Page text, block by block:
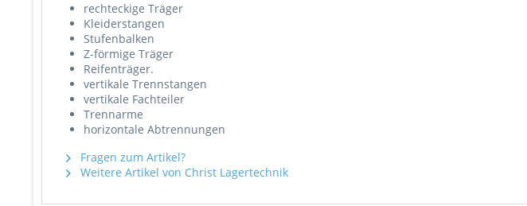
rechteckige Träger
Kleiderstangen
Stufenbalken
Z-förmige Träger
Reifenträger.
vertikale Trennstangen
vertikale Fachteiler
Trennarme
horizontale Abtrennungen
Fragen zum Artikel?
Weitere Artikel von Christ Lagertechnik